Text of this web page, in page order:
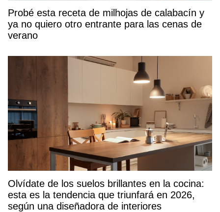
Probé esta receta de milhojas de calabacín y
ya no quiero otro entrante para las cenas de
verano
Olvídate de los suelos brillantes en la cocina:
esta es la tendencia que triunfará en 2026,
según una diseñadora de interiores